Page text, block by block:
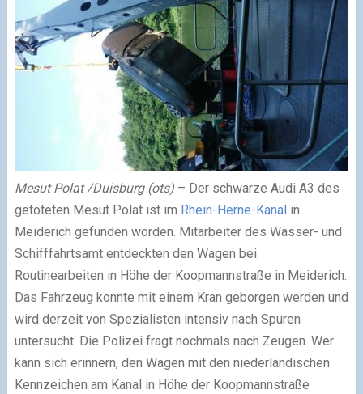
Mesut Polat /Duisburg (ots)– Der schwarze Audi A3 des
getöteten Mesut Polat ist im Rhein-Herne-Kanalin
Meiderich gefunden worden. Mitarbeiter des Wasser- und
Schifffahrtsamt entdeckten den Wagen bei
Routinearbeiten in Höhe der Koopmannstraße in Meiderich.
Das Fahrzeug konnte mit einem Kran geborgen werden und
wird derzeit von Spezialisten intensiv nach Spuren
untersucht. Die Polizei fragt nochmals nach Zeugen. Wer
kann sich erinnern, den Wagen mit den niederländischen
Kennzeichen am Kanal in Höhe der Koopmannstraße